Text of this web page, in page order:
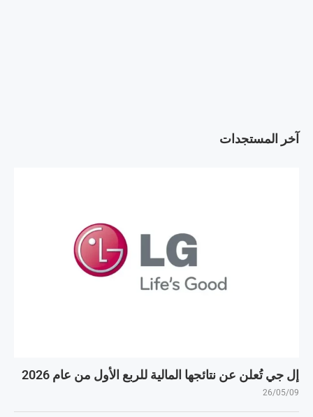
آخر المستجدات
إل جي تُعلن عن نتائجها المالية للربع الأول من عام 2026
26/05/09